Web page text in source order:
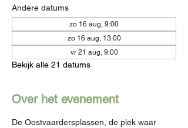
Andere datums
zo 16 aug, 9:00
zo 16 aug, 13:00
vr 21 aug, 9:00
Bekijk alle 21 datums
Over het evenement
De Oostvaardersplassen, de plek waar